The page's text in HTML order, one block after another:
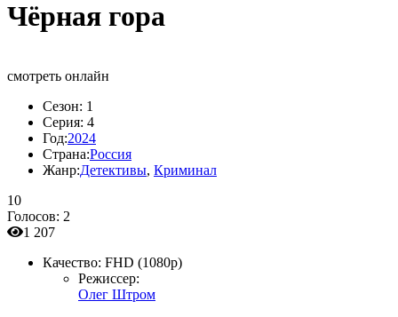
Чёрная гора
смотреть онлайн
Сезон: 1
Серия: 4
Год:2024
Страна:Россия
Жанр:Детективы, Криминал
10
Голосов: 2
1 207
Качество: FHD (1080p)
Режиссер:
Олег Штром